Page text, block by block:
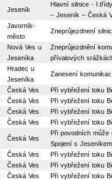
Jeseník
Hlavní silnice -
– Jeseník – Česká
Javorník-
město
Zneprůjezdnení
Nová Ves u
Jeseníka
Zneprůjezdnění
přívalových
Hradec u
Jeseníka
Zanesení
Česká Ves
Při vybřežení toku
Česká Ves
Při vybřežení toku
Česká Ves
Při vybřežení toku
Česká Ves Při vybřežení toku
Česká Ves
Při povodních
Spojení s
Česká Ves
Při vybřežení toku
Česká Ves
Při vybřežení toku
Česká Ves
Při vybřežení toku